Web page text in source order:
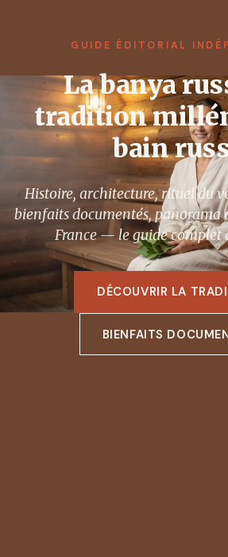
GUIDE ÉDITORIAL
La banya
tradition
bain
Histoire, architecture, rituel du
bienfaits documentés, panorama
France — le guide complet
DÉCOUVRIR LA
BIENFAITS